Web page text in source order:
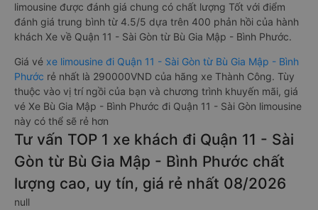
limousine được đánh giá chung có chất lượng Tốt với điểm
đánh giá trung bình từ 4.5/5 dựa trên 400 phản hồi của hành
khách Xe về Quận 11 - Sài Gòn từ Bù Gia Mập - Bình Phước.
Giá vé xe limousine đi Quận 11 - Sài Gòn từ Bù Gia Mập - Bình
Phước rẻ nhất là 290000VND của hãng xe Thành Công. Tùy
thuộc vào vị trí ngồi của bạn và chương trình khuyến mãi, giá
vé Xe Bù Gia Mập - Bình Phước đi Quận 11 - Sài Gòn limousine
này có thể sẽ rẻ hơn
Tư vấn TOP 1 xe khách đi Quận 11 - Sài
Gòn từ Bù Gia Mập - Bình Phước chất
lượng cao, uy tín, giá rẻ nhất 08/2026
null